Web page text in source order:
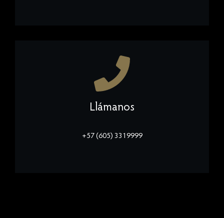
Llámanos
+57 (605) 3319999